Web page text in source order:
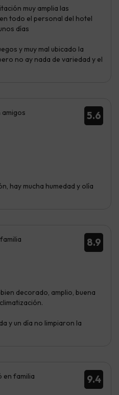
muy amplia las
todo el personal del hotel
días
y muy mal ubicado la
no ay nada de variedad y el
5.6
hay mucha humedad y olía
8.9
decorado, amplio, buena
y un día no limpiaron la
9.4
en familia